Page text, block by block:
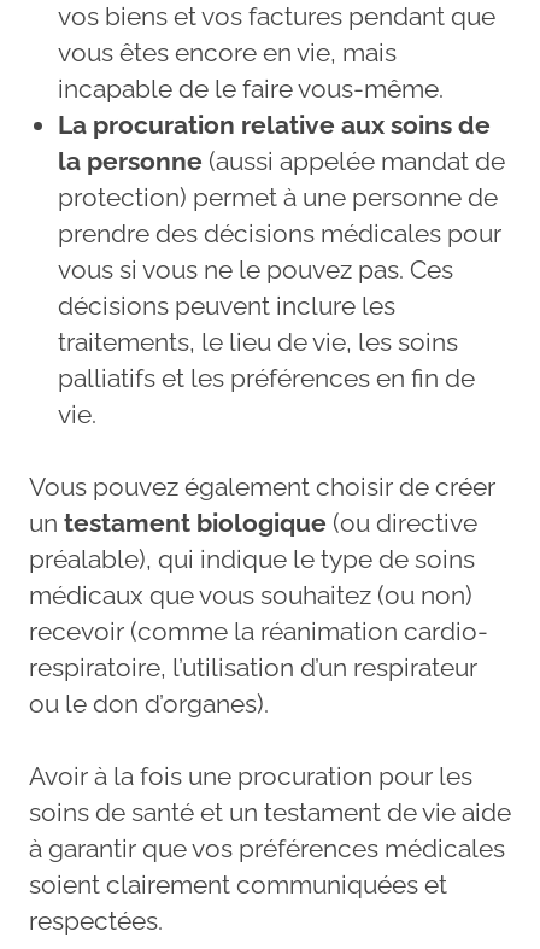
vos biens et vos factures pendant que
vous êtes encore en vie, mais
incapable de le faire vous-même.
La procuration relative aux soins de
la personne (aussi appelée mandat de
protection) permet à une personne de
prendre des décisions médicales pour
vous si vous ne le pouvez pas. Ces
décisions peuvent inclure les
traitements, le lieu de vie, les soins
palliatifs et les préférences en fin de
vie.
Vous pouvez également choisir de créer
un testament biologique (ou directive
préalable), qui indique le type de soins
médicaux que vous souhaitez (ou non)
recevoir (comme la réanimation cardio-
respiratoire, l’utilisation d’un respirateur
ou le don d’organes).
Avoir à la fois une procuration pour les
soins de santé et un testament de vie aide
à garantir que vos préférences médicales
soient clairement communiquées et
respectées.